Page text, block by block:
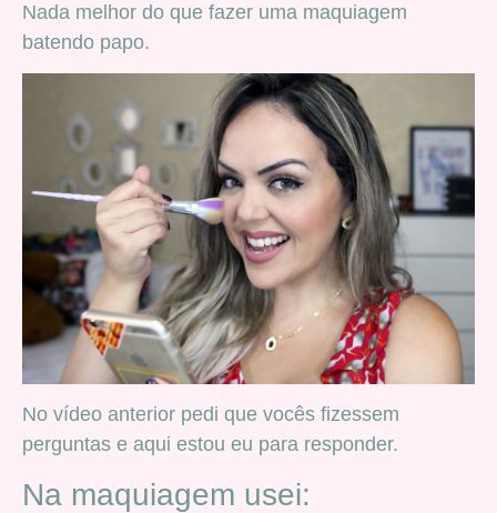
Nada melhor do que fazer uma maquiagem
batendo papo.
No vídeo anterior pedi que vocês fizessem
perguntas e aqui estou eu para responder.
Na maquiagem usei: